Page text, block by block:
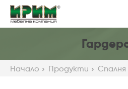
Skip
Main
Начало Продукти Спалня